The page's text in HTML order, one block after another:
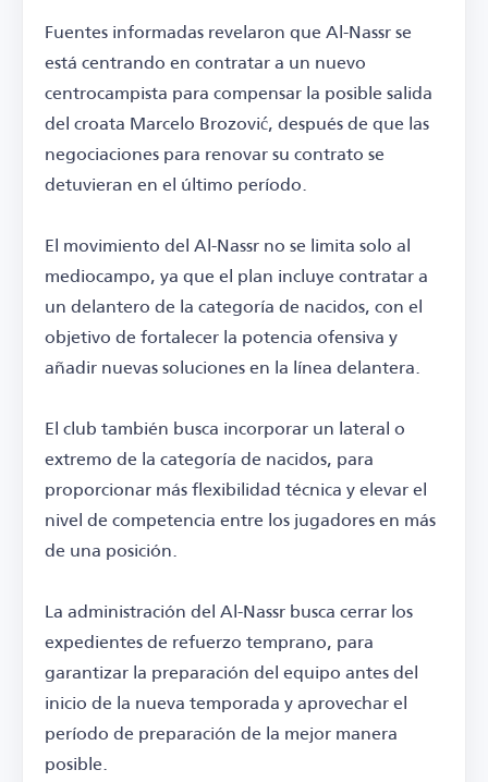
Fuentes informadas revelaron que Al-Nassr se
está centrando en contratar a un nuevo
centrocampista para compensar la posible salida
del croata Marcelo Brozović, después de que las
negociaciones para renovar su contrato se
detuvieran en el último período.
El movimiento del Al-Nassr no se limita solo al
mediocampo, ya que el plan incluye contratar a
un delantero de la categoría de nacidos, con el
objetivo de fortalecer la potencia ofensiva y
añadir nuevas soluciones en la línea delantera.
El club también busca incorporar un lateral o
extremo de la categoría de nacidos, para
proporcionar más flexibilidad técnica y elevar el
nivel de competencia entre los jugadores en más
de una posición.
La administración del Al-Nassr busca cerrar los
expedientes de refuerzo temprano, para
garantizar la preparación del equipo antes del
inicio de la nueva temporada y aprovechar el
período de preparación de la mejor manera
posible.